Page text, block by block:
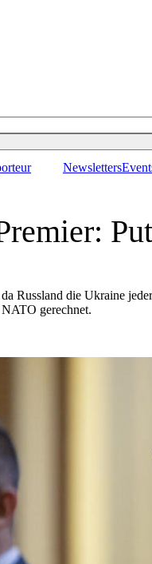
Newsletters
Russland die Ukraine
gerechnet.